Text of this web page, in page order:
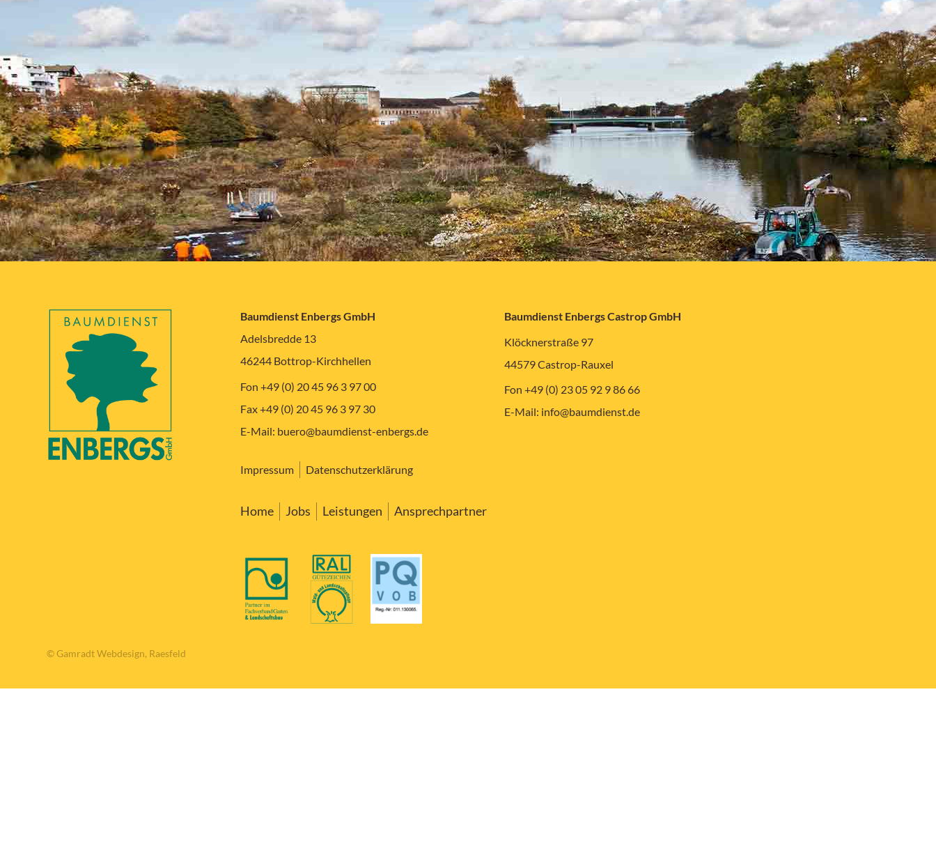
Baumdienst Enbergs GmbH
Adelsbredde 13
46244 Bottrop-Kirchhellen
Fon +49 (0) 20 45 96 3 97 00
Fax +49 (0) 20 45 96 3 97 30
E-Mail: buero@baumdienst-enbergs.de
Baumdienst Enbergs Castrop GmbH
Klöcknerstraße 97
44579 Castrop-Rauxel
Fon +49 (0) 23 05 92 9 86 66
E-Mail: info@baumdienst.de
Impressum Datenschutzerklärung
Home Jobs Leistungen Ansprechpartner
© Gamradt Webdesign, Raesfeld